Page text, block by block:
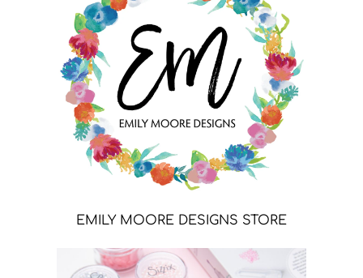
EMILY MOORE DESIGNS STORE